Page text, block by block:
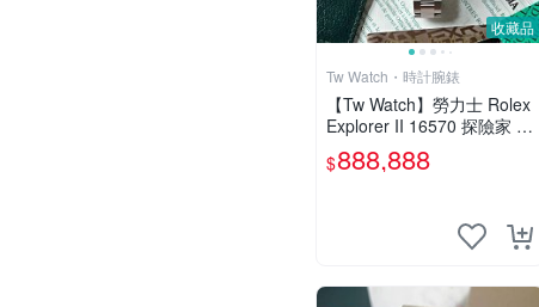
收藏品
Tw Watch・時計腕錶
【Tw Watch】勞力士 Rolex
Explorer II 16570 探險家 探
2 盒單齊 雙吊牌 私人收藏
$888,888